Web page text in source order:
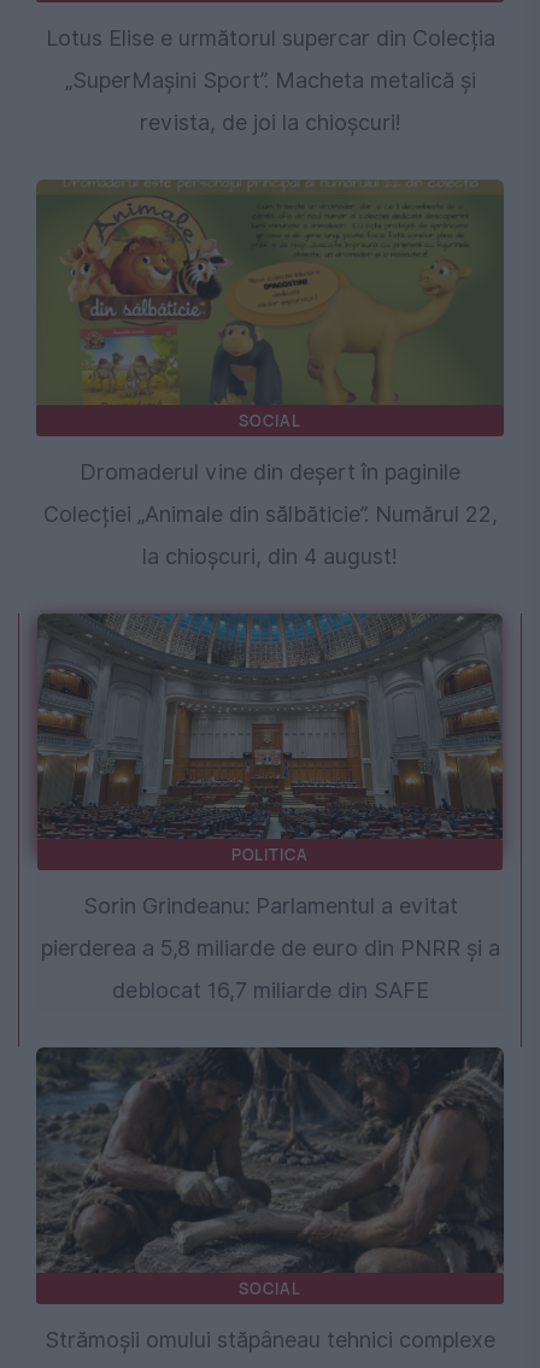
Lotus Elise e următorul supercar din Colecția
„SuperMașini Sport”. Macheta metalică și
revista, de joi la chioșcuri!
SOCIAL
Dromaderul vine din deșert în paginile
Colecției „Animale din sălbăticie”. Numărul 22,
la chioșcuri, din 4 august!
POLITICA
Sorin Grindeanu: Parlamentul a evitat
pierderea a 5,8 miliarde de euro din PNRR și a
deblocat 16,7 miliarde din SAFE
SOCIAL
Strămoșii omului stăpâneau tehnici complexe